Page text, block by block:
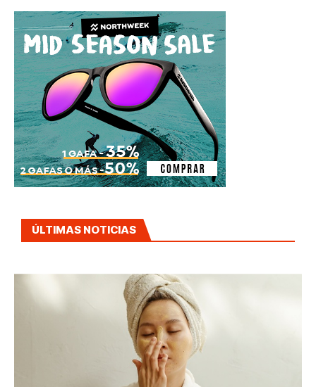
ÚLTIMAS NOTICIAS